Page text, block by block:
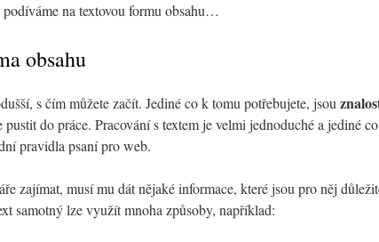
na textovou formu obsahu…
obsahu
s čím můžete začít. Jediné co k tomu potřebujete, jsou
pustit do práce. Pracování s textem je velmi jednoduché a jediné
pravidla psaní pro web.
zajímat, musí mu dát nějaké informace, které jsou pro něj
samotný lze využít mnoha způsoby, například: